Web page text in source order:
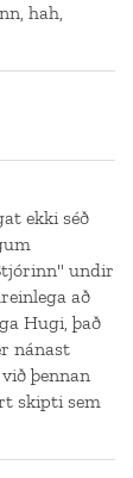
hah,
ekki séð
undir
að
Hugi, það
nánast
þennan
skipti sem